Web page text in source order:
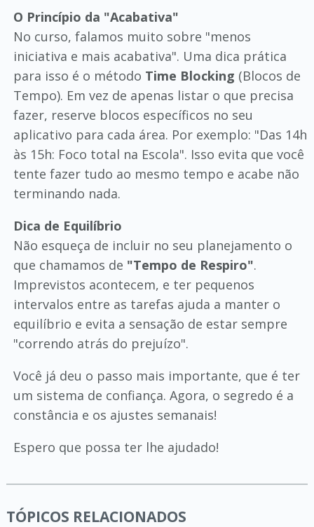
O Princípio da "Acabativa"
No curso, falamos muito sobre "menos
iniciativa e mais acabativa". Uma dica prática
para isso é o método Time Blocking (Blocos de
Tempo). Em vez de apenas listar o que precisa
fazer, reserve blocos específicos no seu
aplicativo para cada área. Por exemplo: "Das 14h
às 15h: Foco total na Escola". Isso evita que você
tente fazer tudo ao mesmo tempo e acabe não
terminando nada.
Dica de Equilíbrio
Não esqueça de incluir no seu planejamento o
que chamamos de "Tempo de Respiro".
Imprevistos acontecem, e ter pequenos
intervalos entre as tarefas ajuda a manter o
equilíbrio e evita a sensação de estar sempre
"correndo atrás do prejuízo".
Você já deu o passo mais importante, que é ter
um sistema de confiança. Agora, o segredo é a
constância e os ajustes semanais!
Espero que possa ter lhe ajudado!
TÓPICOS RELACIONADOS